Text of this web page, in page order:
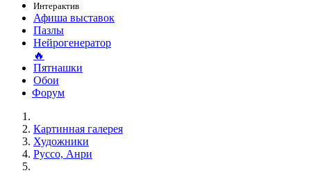
Интерактив
Афиша выставок
Пазлы
Нейрогенератор
🔥
Пятнашки
Обои
Форум
Картинная галерея
Художники
Руссо, Анри